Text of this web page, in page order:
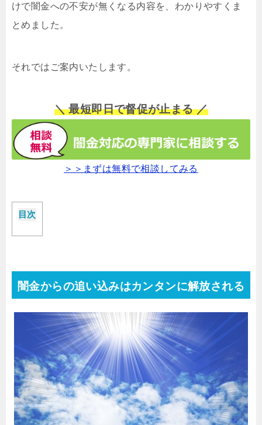
けで闇金への不安が無くなる内容を、わかりやすくま
とめました。
それではご案内いたします。
＼ 最短即日で督促が止まる ／
＞＞まずは無料で相談してみる
目次
闇金からの追い込みはカンタンに解放される